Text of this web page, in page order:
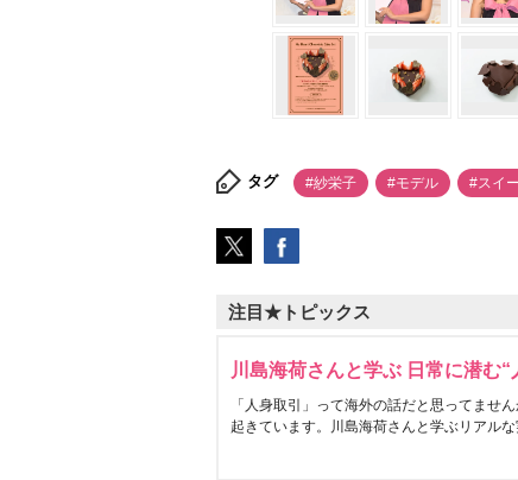
タグ #紗栄子 #モデル #スイ
注目★トピックス
川島海荷さんと学ぶ 日常に潜む
「人身取引」って海外の話だと思ってませ
起きています。川島海荷さんと学ぶリアルな